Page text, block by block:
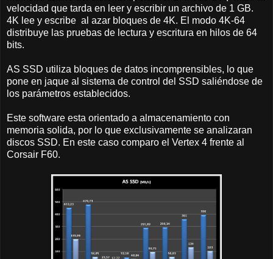
velocidad que tarda en leer y escribir un archivo de 1 GB.
4K lee y escribe al azar bloques de 4K. El modo 4K-64
distribuye las pruebas de lectura y escritura en hilos de 64
bits.
AS SSD utiliza bloques de datos incomprensibles, lo que
pone en jaque al sistema de control del SSD saliéndose de
los parámetros establecidos.
Este software esta orientado a almacenamiento con
memoria solida, por lo que exclusivamente se analizaran
discos SSD. En este caso comparo el Vertex 4 frente al
Corsair F60.